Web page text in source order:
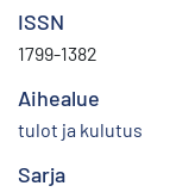
ISSN
1799-1382
Aihealue
tulot ja kulutus
Sarja